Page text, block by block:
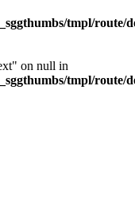
tmpl/route/
on null in
tmpl/route/